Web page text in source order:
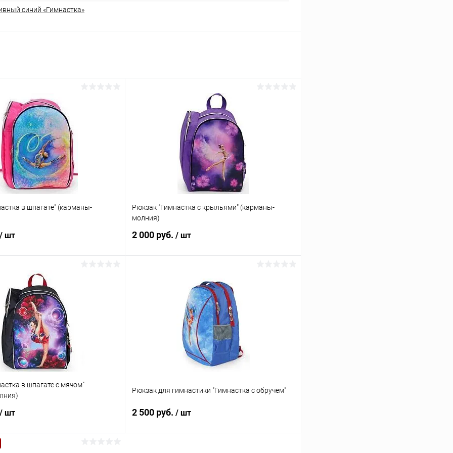
синий «Гимнастка»
в шпагате" (карманы-
/ шт
В корзину
Сравнение
Под заказ
Рюкзак "Гимнастка с крыльями" (карманы-
молния)
2 000 руб. / шт
Купить в 1 клик Сравнение
Под заказ
в шпагате с мячом"
/ шт
Рюкзак для гимнастики "Гимнастка с обручем"
2 500 руб. / шт